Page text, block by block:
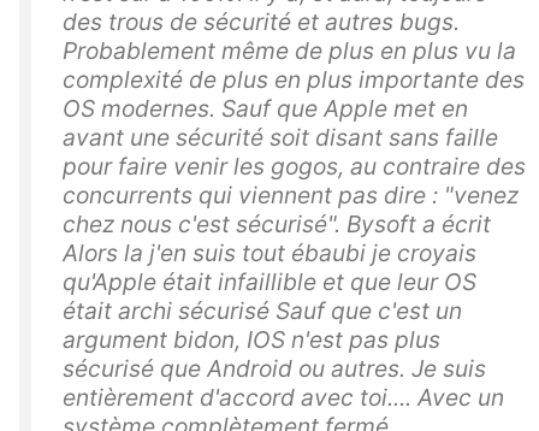
des trous de sécurité et autres bugs.
Probablement même de plus en plus vu la
complexité de plus en plus importante des
OS modernes. Sauf que Apple met en
avant une sécurité soit disant sans faille
pour faire venir les gogos, au contraire des
concurrents qui viennent pas dire : "venez
chez nous c'est sécurisé". Bysoft a écrit
Alors la j'en suis tout ébaubi je croyais
qu'Apple était infaillible et que leur OS
était archi sécurisé Sauf que c'est un
argument bidon, IOS n'est pas plus
sécurisé que Android ou autres. Je suis
entièrement d'accord avec toi.... Avec un